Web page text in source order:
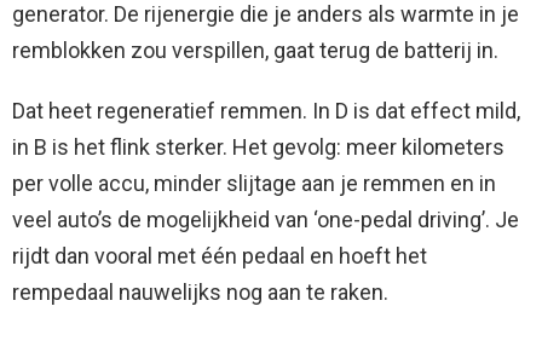
generator. De rijenergie die je anders als warmte in je
remblokken zou verspillen, gaat terug de batterij in.
Dat heet regeneratief remmen. In D is dat effect mild,
in B is het flink sterker. Het gevolg: meer kilometers
per volle accu, minder slijtage aan je remmen en in
veel auto’s de mogelijkheid van ‘one-pedal driving’. Je
rijdt dan vooral met één pedaal en hoeft het
rempedaal nauwelijks nog aan te raken.